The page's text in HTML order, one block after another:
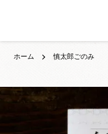
ホーム 慎太郎ごのみ